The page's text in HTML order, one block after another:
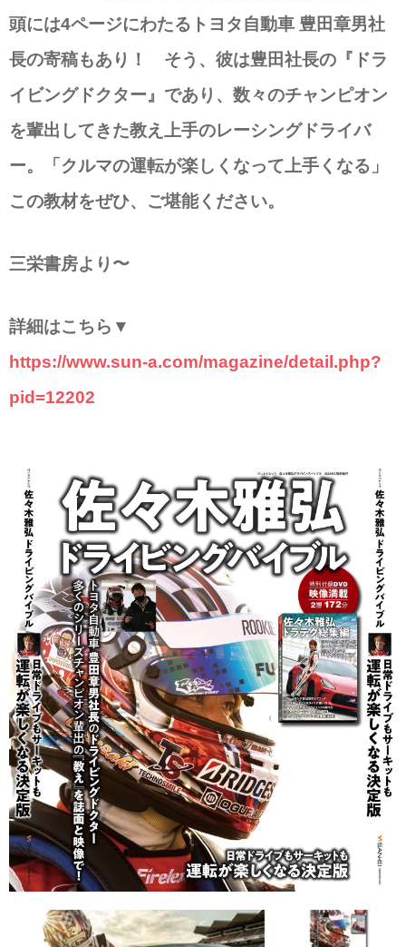
頭には4ページにわたるトヨタ自動車 豊田章男社
長の寄稿もあり！ そう、彼は豊田社長の『ドラ
イビングドクター』であり、数々のチャンピオン
を輩出してきた教え上手のレーシングドライバ
ー。「クルマの運転が楽しくなって上手くなる」
この教材をぜひ、ご堪能ください。
三栄書房より〜
詳細はこちら▼
https://www.sun-a.com/magazine/detail.php?
pid=12202